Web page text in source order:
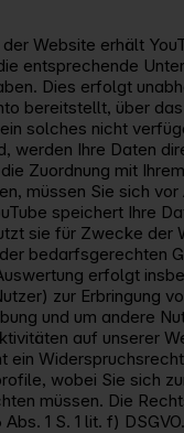
Website erhält
entsprechende
Dies erfolgt
bereitstellt, über
solches nicht
werden Ihre Daten
Zuordnung mit
müssen Sie sich
speichert Ihre
sie für Zwecke der
bedarfsgerechten
erfolgt
zur Erbringung
und um andere
auf unserer
ein
wobei Sie sich
müssen. Die
1 S. 1 lit. f) DSGVO.